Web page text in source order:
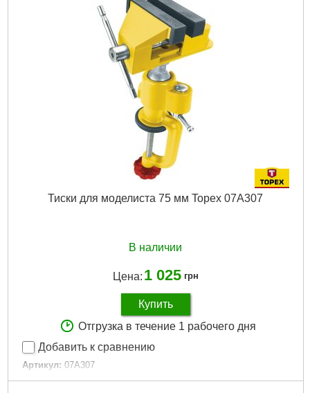
Тиски для моделиста 75 мм Topex 07A307
В наличии
Цена: 1 025 грн
Купить
Отгрузка в течение 1 рабочего дня
Добавить к сравнению
Артикул: 07A307
Код товара: 17.30.46